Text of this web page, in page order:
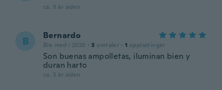
ca. 5 år siden
B Bernardo
Ble med i 2020 · 3 omtaler · 1 opplastinger
Son buenas ampolletas, iluminan bien y
duran harto
ca. 5 år siden